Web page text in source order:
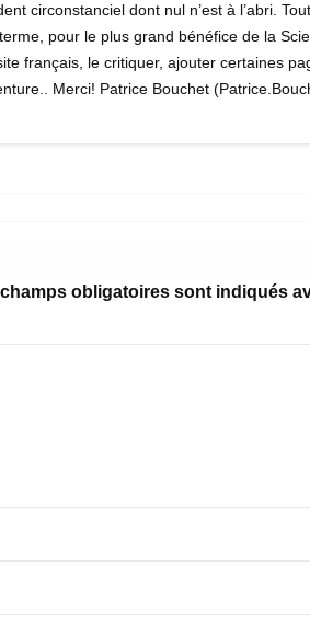
circonstanciel dont nul n’est à l’abri.
pour le plus grand bénéfice de la
français, le critiquer, ajouter certaines
Merci! Patrice Bouchet
champs obligatoires sont indiqués